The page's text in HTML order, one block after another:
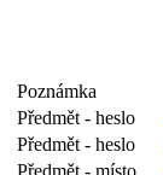
Poznámka
Předmět - heslo
Předmět - heslo
Předmět - místo